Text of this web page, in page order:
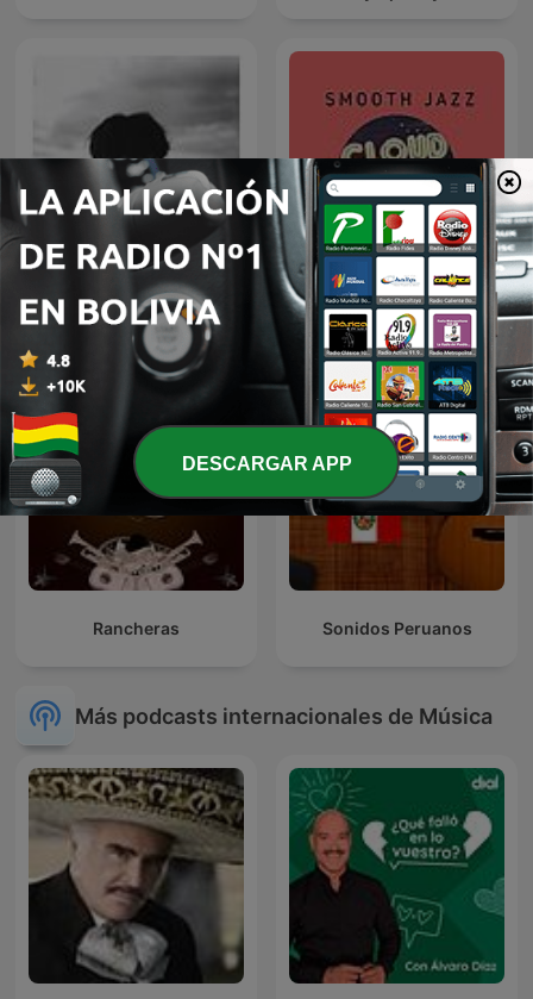
jungkook covers Cloud Jazz Smooth Jazz
Rancheras Sonidos Peruanos
Más podcasts internacionales de Música
DESCARGAR APP